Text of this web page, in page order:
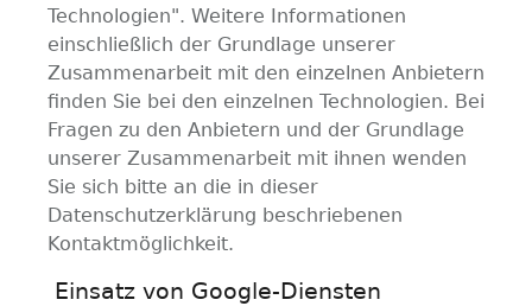
Technologien". Weitere Informationen
einschließlich der Grundlage unserer
Zusammenarbeit mit den einzelnen Anbietern
finden Sie bei den einzelnen Technologien. Bei
Fragen zu den Anbietern und der Grundlage
unserer Zusammenarbeit mit ihnen wenden
Sie sich bitte an die in dieser
Datenschutzerklärung beschriebenen
Kontaktmöglichkeit.
Einsatz von Google-Diensten